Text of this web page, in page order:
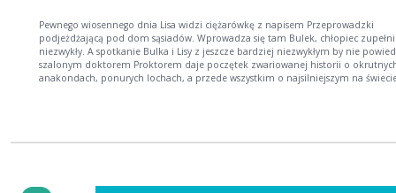
Pewnego wiosennego dnia Lisa widzi ciężarówkę z napisem Przeprowadzki
podjeżdżającą pod dom sąsiadów. Wprowadza się tam Bulek, chłopiec zupełnie
niezwykły. A spotkanie Bulka i Lisy z jeszcze bardziej niezwykłym by nie powiedzieć
szalonym doktorem Proktorem daje poczętek zwariowanej historii o okrutnych
anakondach, ponurych lochach, a przede wszystkim o najsilniejszym na świecie